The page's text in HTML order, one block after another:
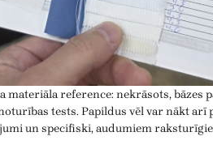
materiāla reference: nekrāsots, bāzes
tests. Papildus vēl var nākt arī
un specifiski, audumiem